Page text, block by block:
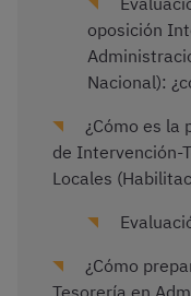
oposición
Nacional):
¿Cómo es la
de Intervención-
Locales
¿Cómo